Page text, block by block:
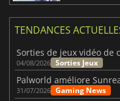
TENDANCES
04/08/2026 Sorties Jeux
Palworld améliore
31/07/2026 Gaming News